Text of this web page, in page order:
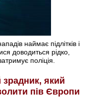
наймає підлітків і
доводиться рідко,
поліція.
зрадник, який
пів Європи